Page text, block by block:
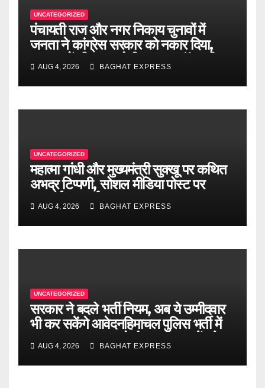
UNCATEGORIZED
पंचायती राज और नगर निकाय चुनावों में
जनता ने कांग्रेस सरकार को नकार दिया,
2027 में भी जनता देगी जवाब : डॉ. राजीव
बिंदल.
AUG 4, 2026 BAGHAT EXPRESS
UNCATEGORIZED
महात्मा गांधी और मुख्यमंत्री सुक्खू पर कथित
अभद्र टिप्पणी, सोशल मीडिया पोस्ट पर
एफआईआर दर्ज
AUG 4, 2026 BAGHAT EXPRESS
UNCATEGORIZED
सरकार ने बदले भर्ती नियम, अब ये उम्मीदवार
भी कर सकेंगे आवेदनहिमाचल पुलिस भर्ती में
बड़ा बदलाव! अब पहले से ज्यादा युवाओं को
मिलेगा मौका….
AUG 4, 2026 BAGHAT EXPRESS